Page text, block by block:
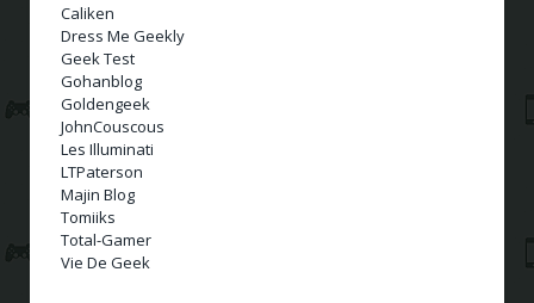
Caliken
Dress Me Geekly
Geek Test
Gohanblog
Goldengeek
JohnCouscous
Les Illuminati
LTPaterson
Majin Blog
Tomiiks
Total-Gamer
Vie De Geek